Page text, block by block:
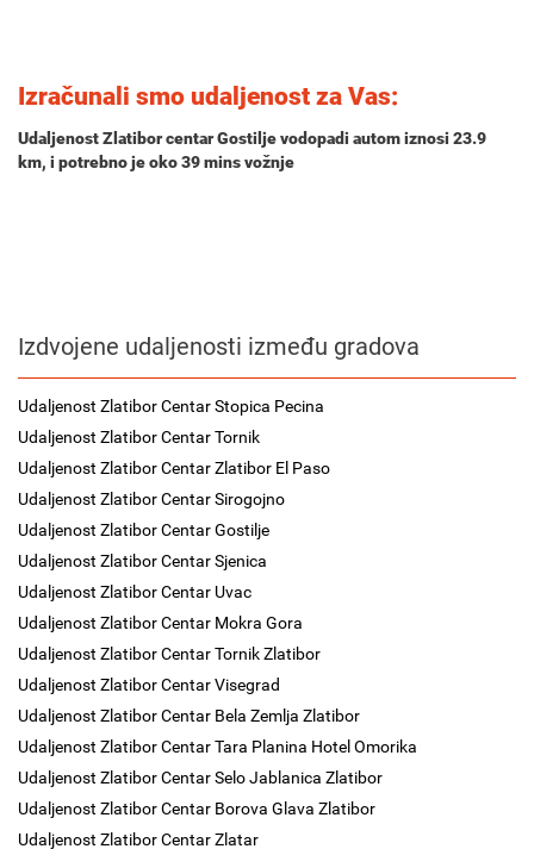
Izračunali smo udaljenost za Vas:
Udaljenost Zlatibor centar Gostilje vodopadi autom iznosi 23.9
km, i potrebno je oko39 minsvožnje
Izdvojene udaljenosti između gradova
Udaljenost Zlatibor Centar Stopica Pecina
Udaljenost Zlatibor Centar Tornik
Udaljenost Zlatibor Centar Zlatibor El Paso
Udaljenost Zlatibor Centar Sirogojno
Udaljenost Zlatibor Centar Gostilje
Udaljenost Zlatibor Centar Sjenica
Udaljenost Zlatibor Centar Uvac
Udaljenost Zlatibor Centar Mokra Gora
Udaljenost Zlatibor Centar Tornik Zlatibor
Udaljenost Zlatibor Centar Visegrad
Udaljenost Zlatibor Centar Bela Zemlja Zlatibor
Udaljenost Zlatibor Centar Tara Planina Hotel Omorika
Udaljenost Zlatibor Centar Selo Jablanica Zlatibor
Udaljenost Zlatibor Centar Borova Glava Zlatibor
Udaljenost Zlatibor Centar Zlatar